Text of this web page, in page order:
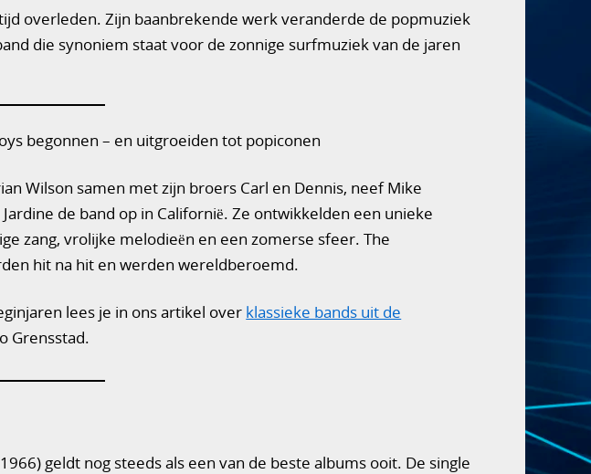
overleden. Zijn baanbrekende werk veranderde de popmuziek
die synoniem staat voor de zonnige surfmuziek van de jaren
begonnen – en uitgroeiden tot popiconen
Wilson samen met zijn broers Carl en Dennis, neef Mike
de band op in Californië. Ze ontwikkelden een unieke
zang, vrolijke melodieën en een zomerse sfeer. The
hit na hit en werden wereldberoemd.
lees je in ons artikel over klassieke bands uit de
Grensstad.
geldt nog steeds als een van de beste albums ooit. De single